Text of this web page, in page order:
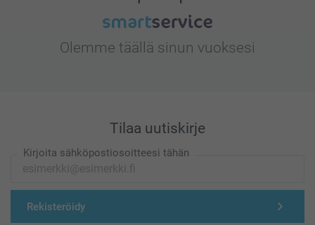
Olemme täällä sinun vuoksesi
Tilaa uutiskirje
Kirjoita sähköpostiosoitteesi tähän
Rekisteröidy